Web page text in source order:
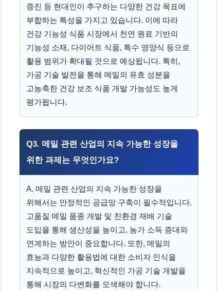
증진 등 현대인이 추구하는 다양한 건강 목표에
부합하는 특성을 가지고 있습니다. 이에 따라
건강 기능성 식품 시장에서 천연 원료 기반의
기능성 소재, 다이어트 식품, 특수 영양식 등으로
활용 범위가 확대될 것으로 예상됩니다. 특히,
가공 기술 발전을 통해 메밀의 유효 성분을
고농축한 건강 보조 식품 개발 가능성도 높게
평가됩니다.
Q3. 메밀 관련 산업의 지속 가능한 성장을
위한 과제는 무엇인가요?
A. 메밀 관련 산업의 지속 가능한 성장을
위해서는 안정적인 공급망 구축이 필수적입니다.
고품질 메밀 품종 개발 및 친환경 재배 기술
도입을 통해 생산성을 높이고, 농가 소득 증대와
연계하는 방안이 중요합니다. 또한, 메밀의
효능과 다양한 활용법에 대한 소비자 인식을
지속적으로 높이고, 혁신적인 가공 기술 개발을
통해 시장의 다변화를 모색해야 합니다.